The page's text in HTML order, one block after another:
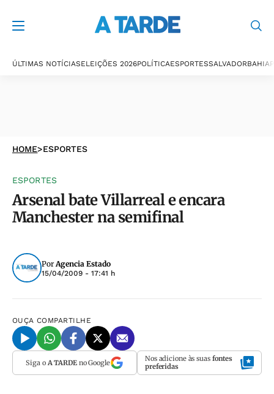
ÚLTIMAS NOTÍCIASELEIÇÕES 2026POLÍTICAESPORTESSALVADORBAHIA
HOME>ESPORTES
ESPORTES
Arsenal bate Villarreal e encara
Manchester na semifinal
PorAgencia Estado
15/04/2009 - 17:41 h
OUÇA COMPARTILHE
Siga o A TARDEno Google Nos adicione às suas fontes
preferidas